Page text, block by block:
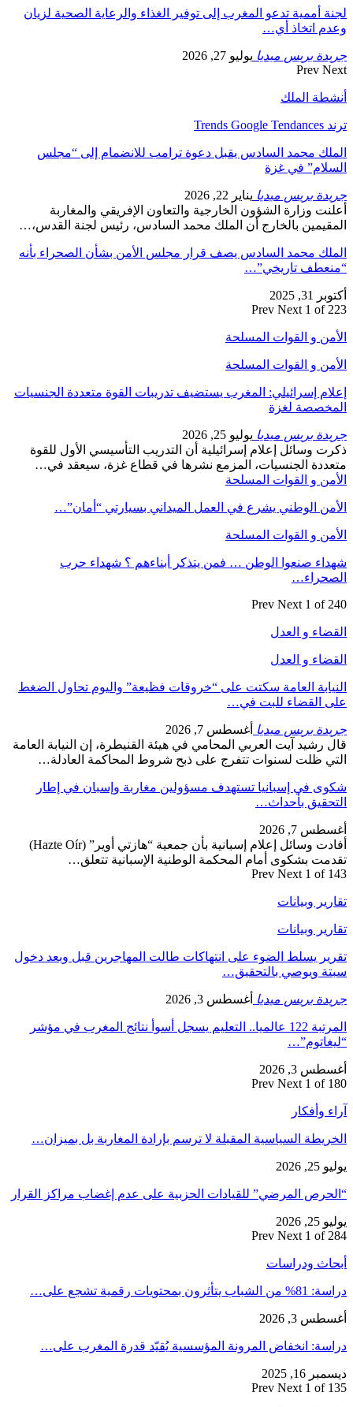
لجنة أممية تدعو المغرب إلى توفير الغذاء والرعاية الصحية لزيان
وعدم اتخاذ أي…
جريدة بريس ميديا يوليو 27, 2026
Prev Next
أنشطة الملك
ترند Trends Google Tendances
الملك محمد السادس يقبل دعوة ترامب للانضمام إلى “مجلس
السلام” في غزة
جريدة بريس ميديا يناير 22, 2026
أعلنت وزارة الشؤون الخارجية والتعاون الإفريقي والمغاربة
المقيمين بالخارج أن الملك محمد السادس، رئيس لجنة القدس،…
الملك محمد السادس يصف قرار مجلس الأمن بشأن الصحراء بأنه
“منعطف تاريخي”…
أكتوبر 31, 2025
Prev Next 1 of 223
الأمن و القوات المسلحة
الأمن و القوات المسلحة
إعلام إسرائيلي: المغرب يستضيف تدريبات القوة متعددة الجنسيات
المخصصة لغزة
جريدة بريس ميديا يوليو 25, 2026
ذكرت وسائل إعلام إسرائيلية أن التدريب التأسيسي الأول للقوة
متعددة الجنسيات، المزمع نشرها في قطاع غزة، سيعقد في…
الأمن و القوات المسلحة
الأمن الوطني يشرع في العمل الميداني بسيارتي “أمان”…
الأمن و القوات المسلحة
شهداء صنعوا الوطن … فمن يتذكر أبناءهم ؟ شهداء حرب
الصحراء…
Prev Next 1 of 240
القضاء و العدل
القضاء و العدل
النيابة العامة سكتت على “خروقات فظيعة” واليوم تحاول الضغط
على القضاء للبت في…
جريدة بريس ميديا أغسطس 7, 2026
قال رشيد آيت العربي المحامي في هيئة القنيطرة، إن النيابة العامة
التي ظلت لسنوات تتفرج على ذبح شروط المحاكمة العادلة…
شكوى في إسبانيا تستهدف مسؤولين مغاربة وإسبان في إطار
التحقيق بأحداث…
أغسطس 7, 2026
أفادت وسائل إعلام إسبانية بأن جمعية “هازتي أوير” (Hazte Oír)
تقدمت بشكوى أمام المحكمة الوطنية الإسبانية تتعلق…
Prev Next 1 of 143
تقارير وبيانات
تقارير وبيانات
تقرير يسلط الضوء على انتهاكات طالت المهاجرين قبل وبعد دخول
سبتة ويوصي بالتحقيق…
جريدة بريس ميديا أغسطس 3, 2026
المرتبة 122 عالميا.. التعليم يسجل أسوأ نتائج المغرب في مؤشر
“ليغاتوم”…
أغسطس 3, 2026
Prev Next 1 of 180
آراء وأفكار
الخريطة السياسية المقبلة لا ترسم بإرادة المغاربة بل بميزان…
يوليو 25, 2026
“الحرص المرضي” للقيادات الحزبية على عدم إغضاب مراكز القرار
يوليو 25, 2026
Prev Next 1 of 284
أبحاث ودراسات
دراسة: 81% من الشباب يتأثرون بمحتويات رقمية تشجع على…
أغسطس 3, 2026
دراسة: انخفاض المرونة المؤسسية يُقيّد قدرة المغرب على…
ديسمبر 16, 2025
Prev Next 1 of 135